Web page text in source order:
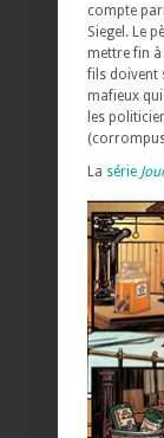
compte
Siegel. Le
mettre fin à
fils doivent
mafieux
les
La série